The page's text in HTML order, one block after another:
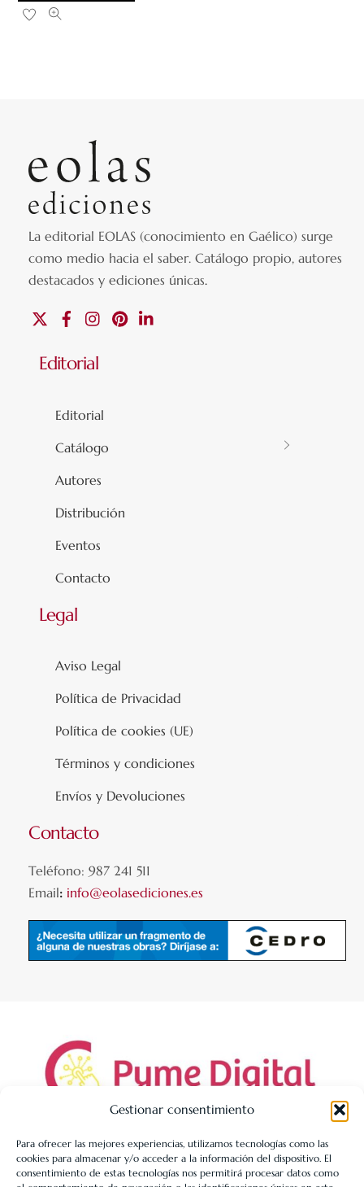
Gestionar consentimiento
Para ofrecer las mejores experiencias, utilizamos tecnologías como las
cookies para almacenar y/o acceder a la información del dispositivo. El
consentimiento de estas tecnologías nos permitirá procesar datos como
La editorial EOLAS (conocimiento en Gaélico) surge
como medio hacia el saber.Catálogo propio, autores
destacados y ediciones únicas.
FacebookInstagramPinterest
Editorial
Editorial
Catálogo
Autores
Distribución
Eventos
Contacto
Legal
Aviso Legal
Política de Privacidad
Política de cookies (UE)
Términos y condiciones
Envíos y Devoluciones
Contacto
Teléfono: 987 241 511
Email: info@eolasediciones.es
LIBRERÍA UNIVERSITARIA LEÓN 1980 SLL ha sido beneficiaria
de Fondos Europeos, cuyo objetivo es la mejora de la